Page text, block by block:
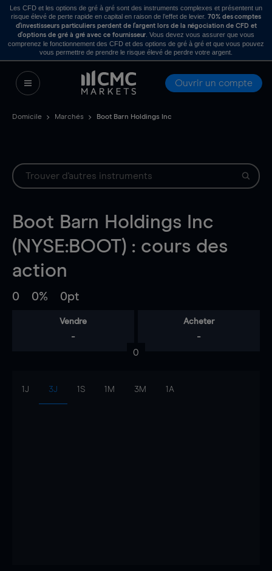
Les CFD et les options de gré à gré sont des instruments complexes et présentent un
risque élevé de perte rapide en capital en raison de l’effet de levier. 70% des comptes
d’investisseurs particuliers perdent de l’argent lors de la négociation de CFD et
d’options de gré à gré avec ce fournisseur . Vous devez vous assurer que vous
comprenez le fonctionnement des CFD et des options de gré à gré et que vous pouvez
vous permettre de prendre le risque élevé de perdre votre argent.
Ouvrir un compte
Domicile Marchés Boot Barn Holdings Inc
Boot Barn Holdings Inc
(NYSE:BOOT) : cours des
action
0 0% 0pt
Vendre
-
Acheter
-
0
1J 3J 1S 1M 3M 1A